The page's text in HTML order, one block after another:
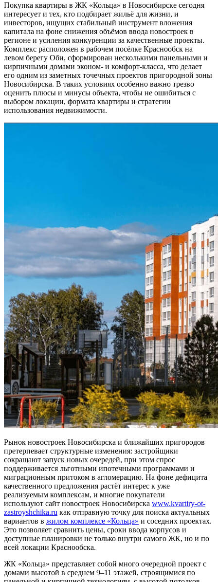
Покупка квартиры в ЖК «Кольца» в Новосибирске сегодня
интересует и тех, кто подбирает жильё для жизни, и
инвесторов, ищущих стабильный инструмент вложения
капитала на фоне снижения объёмов ввода новостроек в
регионе и усиления конкуренции за качественные проекты.
Комплекс расположен в рабочем посёлке Краснообск на
левом берегу Оби, сформирован несколькими панельными и
кирпичными домами эконом- и комфорт-класса, что делает
его одним из заметных точечных проектов пригородной зоны
Новосибирска. В таких условиях особенно важно трезво
оценить плюсы и минусы объекта, чтобы не ошибиться с
выбором локации, формата квартиры и стратегии
использования недвижимости.
Рынок новостроек Новосибирска и ближайших пригородов
претерпевает структурные изменения: застройщики
сокращают запуск новых очередей, при этом спрос
поддерживается льготными ипотечными программами и
миграционным притоком в агломерацию. На фоне дефицита
качественного предложения растёт интерес к уже
реализуемым комплексам, и многие покупатели
используют сайт новостроек Новосибирска www.kvartiry-ot-
zastroyshchika.ru как отправную точку для поиска актуальных
вариантов в жилом комплексе «Кольца» и соседних проектах.
Это позволяет сравнить цены, сроки ввода корпусов и
доступные планировки не только внутри самого ЖК, но и по
всей локации Краснообска.
ЖК «Кольца» представляет собой много очередной проект с
домами высотой в среднем 9–11 этажей, строящимися по